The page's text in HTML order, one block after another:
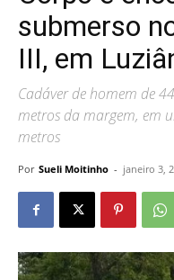
submerso
III, em
Cadáver de homem de
metros da margem, em
metros
Por Sueli Moitinho - janeiro 3,